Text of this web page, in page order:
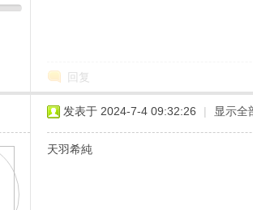
回复
发表于 2024-7-4 09:32:26 | 显示全
天羽希純